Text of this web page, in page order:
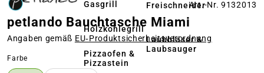
Gasgrill
Holzkohlegrill
Pizzaofen &
Pizzastein
Freischneider
Laubbläser &
Laubsauger
Art.-Nr. 9132013
petlando Bauchtasche Miami
Angaben gemäß EU‑Produktsicherheitsverordnung
Farbe